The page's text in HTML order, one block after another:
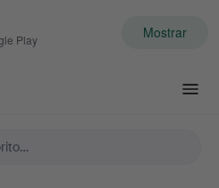
Play Mostrar